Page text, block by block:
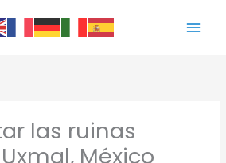
las ruinas
México